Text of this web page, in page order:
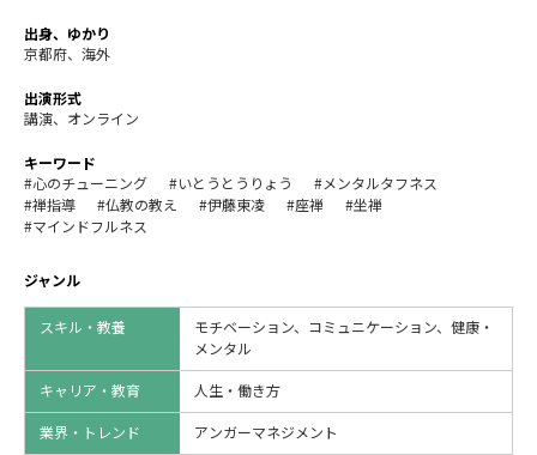
出身、ゆかり
京都府、海外
出演形式
講演、オンライン
キーワード
#心のチューニング
#いとうとうりょう
#メンタルタフネス
#禅指導
#仏教の教え #伊藤東凌 #座禅
#坐禅
#マインドフルネス
ジャンル
スキル・教養
モチベーション、コミュニケーション、健康・
メンタル
キャリア・教育 人生・働き方
業界・トレンド アンガーマネジメント